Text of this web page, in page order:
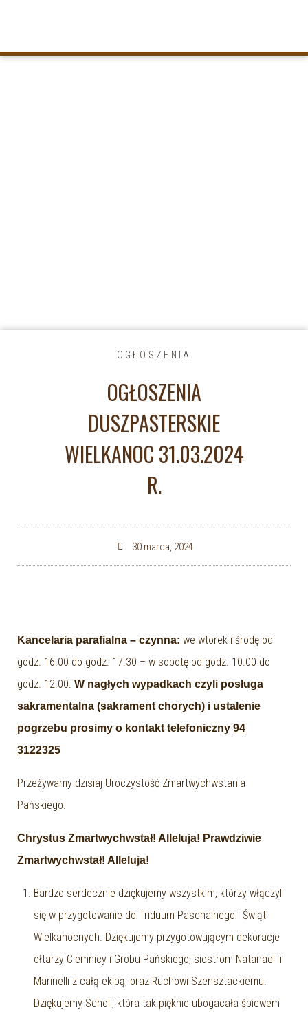
OGŁOSZENIA
OGŁOSZENIA
DUSZPASTERSKIE
WIELKANOC 31.03.2024
R.
30 marca, 2024
Kancelaria parafialna – czynna: we wtorek i środę od
godz. 16.00 do godz. 17.30 – w sobotę od godz. 10.00 do
godz. 12.00. W nagłych wypadkach czyli posługa
sakramentalna (sakrament chorych) i ustalenie
pogrzebu prosimy o kontakt telefoniczny 94
3122325
Przeżywamy dzisiaj Uroczystość Zmartwychwstania
Pańskiego.
Chrystus Zmartwychwstał! Alleluja! Prawdziwie
Zmartwychwstał! Alleluja!
Bardzo serdecznie dziękujemy wszystkim, którzy włączyli
się w przygotowanie do Triduum Paschalnego i Świąt
Wielkanocnych. Dziękujemy przygotowującym dekoracje
ołtarzy Ciemnicy i Grobu Pańskiego, siostrom Natanaeli i
Marinelli z całą ekipą, oraz Ruchowi Szensztackiemu.
Dziękujemy Scholi, która tak pięknie ubogacała śpiewem